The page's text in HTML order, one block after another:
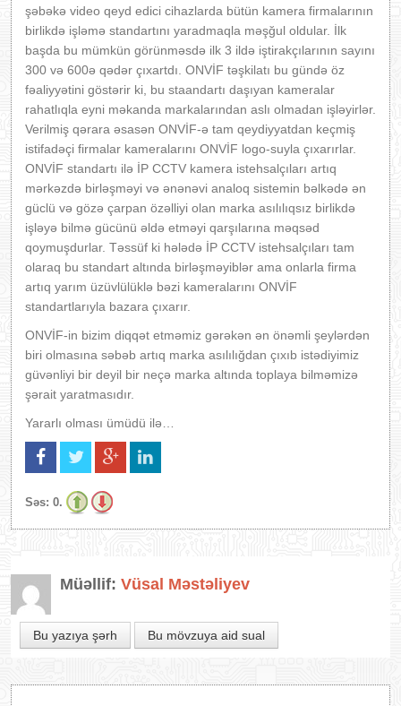
şəbəkə video qeyd edici cihazlarda bütün kamera firmalarının
birlikdə işləmə standartını yaradmaqla məşğul oldular. İlk
başda bu mümkün görünməsdə ilk 3 ildə iştirakçılarının sayını
300 və 600ə qədər çıxartdı. ONVİF təşkilatı bu gündə öz
fəaliyyətini göstərir ki, bu staandartı daşıyan kameralar
rahatlıqla eyni məkanda markalarından aslı olmadan işləyirlər.
Verilmiş qərara əsasən ONVİF-ə tam qeydiyyatdan keçmiş
istifadəçi firmalar kameralarını ONVİF logo-suyla çıxarırlar.
ONVİF standartı ilə İP CCTV kamera istehsalçıları artıq
mərkəzdə birləşməyi və ənənəvi analoq sistemin bəlkədə ən
güclü və gözə çarpan özəlliyi olan marka asılılıqsız birlikdə
işləyə bilmə gücünü əldə etməyi qarşılarına məqsəd
qoymuşdurlar. Təssüf ki hələdə İP CCTV istehsalçıları tam
olaraq bu standart altında birləşməyiblər ama onlarla firma
artıq yarım üzüvlülüklə bəzi kameralarını ONVİF
standartlarıyla bazara çıxarır.
ONVİF-in bizim diqqət etməmiz gərəkən ən önəmli şeylərdən
biri olmasına səbəb artıq marka asılılığdan çıxıb istədiyimiz
güvənliyi bir deyil bir neçə marka altında toplaya bilməmizə
şərait yaratmasıdır.
Yararlı olması ümüdü ilə…
Səs: 0.
Müəllif: Vüsal Məstəliyev
Bu yazıya şərh Bu mövzuya aid sual